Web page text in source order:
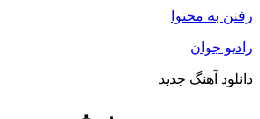
رفتن به محتوا
رادیو جوان
دانلود آهنگ جدید